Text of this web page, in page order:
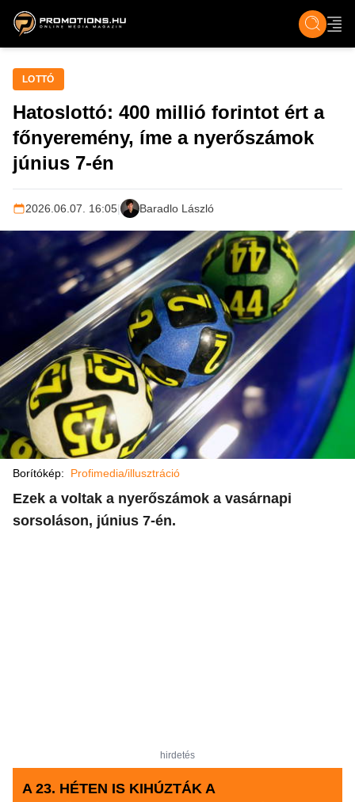
ZENE, FILM & KULT ÉLET TECH &
LOTTÓ
Hatoslottó: 400 millió forintot ért a
főnyeremény, íme a nyerőszámok
június 7-én
2026.06.07. 16:05| Baradlo László
Borítókép: Profimedia/illusztráció
Ezek a voltak a nyerőszámok a vasárnapi
sorsoláson, június 7-én.
hirdetés
A 23. HÉTEN IS KIHÚZTÁK A